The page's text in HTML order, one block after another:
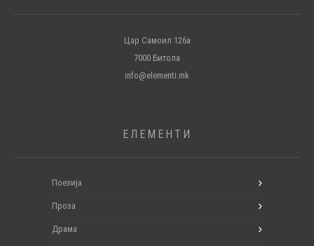
Цар Самоил 126а
7000 Битола
info@elementi.mk
ЕЛЕМЕНТИ
Поезија
Проза
Драма